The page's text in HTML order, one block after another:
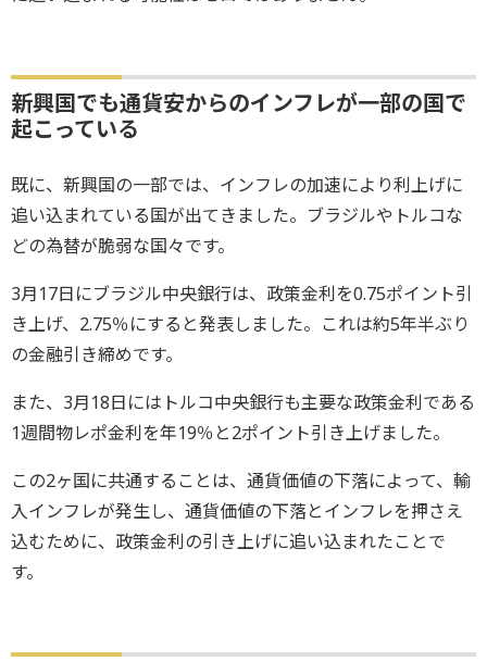
新興国でも通貨安からのインフレが一部の国で
起こっている
既に、新興国の一部では、インフレの加速により利上げに
追い込まれている国が出てきました。ブラジルやトルコな
どの為替が脆弱な国々です。
3月17日にブラジル中央銀行は、政策金利を0.75ポイント引
き上げ、2.75％にすると発表しました。これは約5年半ぶり
の金融引き締めです。
また、3月18日にはトルコ中央銀行も主要な政策金利である
1週間物レポ金利を年19％と2ポイント引き上げました。
この2ヶ国に共通することは、通貨価値の下落によって、輸
入インフレが発生し、通貨価値の下落とインフレを押さえ
込むために、政策金利の引き上げに追い込まれたことで
す。